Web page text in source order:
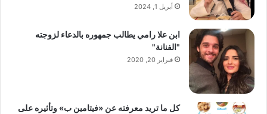
أبريل 1, 2024
ابن علا رامي يطالب جمهوره بالدعاء لزوجته
"الفنانة"
فبراير 20, 2020
كل ما تريد معرفته عن «فيتامين ب» وتأثيره على